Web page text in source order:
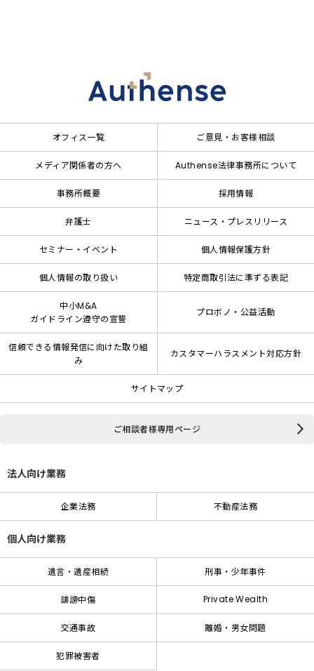
オフィス一覧 ご意見・お客様相談
メディア関係者の方へ Authense法律事務所について
事務所概要 採用情報
弁護士 ニュース・プレスリリース
セミナー・イベント 個人情報保護方針
個人情報の取り扱い 特定商取引法に準ずる表記
中小M&A
ガイドライン遵守の宣誓
プロボノ・公益活動
信頼できる情報発信に向けた取り組
み
カスタマーハラスメント対応方針
サイトマップ
ご相談者様専用ページ
法人向け業務
企業法務 不動産法務
個人向け業務
遺言・遺産相続 刑事・少年事件
誹謗中傷 Private Wealth
交通事故 離婚・男女問題
犯罪被害者